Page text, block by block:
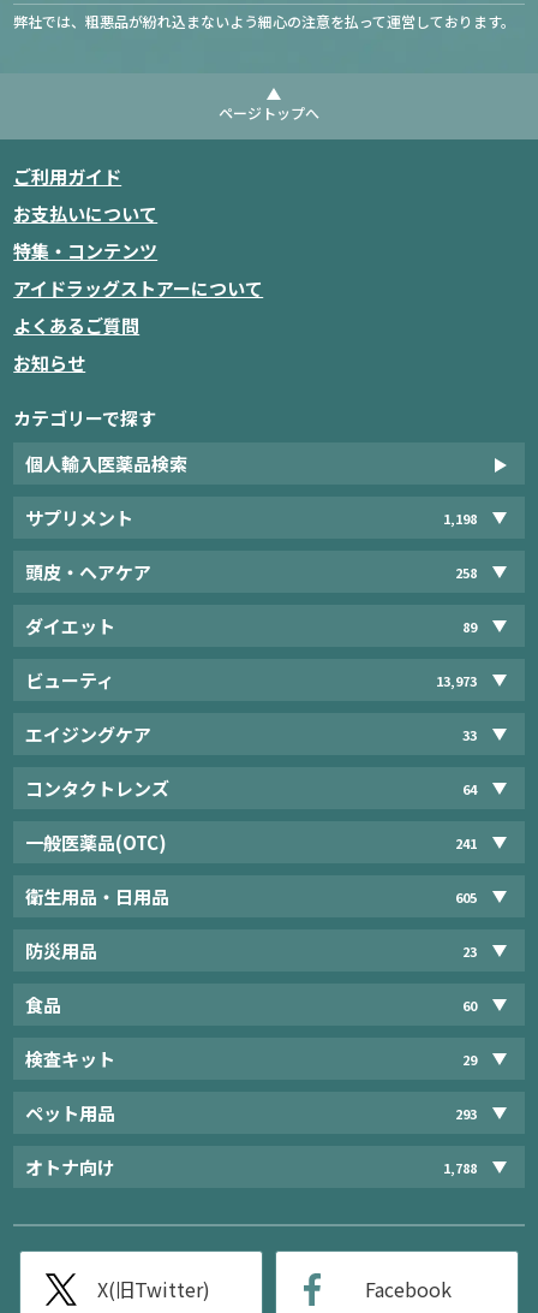
弊社では、粗悪品が紛れ込まないよう細心の注意を払って運営しております。
ページトップへ
ご利用ガイド
お支払いについて
特集・コンテンツ
アイドラッグストアーについて
よくあるご質問
お知らせ
カテゴリーで探す
個人輸入医薬品検索
サプリメント 1,198
頭皮・ヘアケア 258
ダイエット 89
ビューティ 13,973
エイジングケア 33
コンタクトレンズ 64
一般医薬品(OTC) 241
衛生用品・日用品 605
防災用品 23
食品 60
検査キット 29
ペット用品 293
オトナ向け 1,788
X(旧Twitter) Facebook